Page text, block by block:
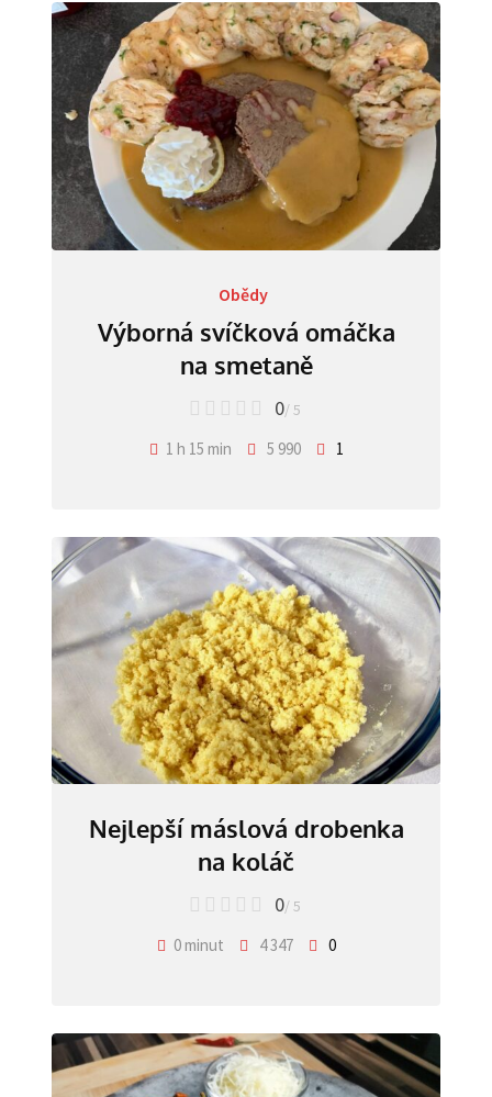
Obědy
Výborná svíčková omáčka
na smetaně
0/ 5
1 h 15 min 5 990 1
Nejlepší máslová drobenka
na koláč
0/ 5
0 minut 4 347 0